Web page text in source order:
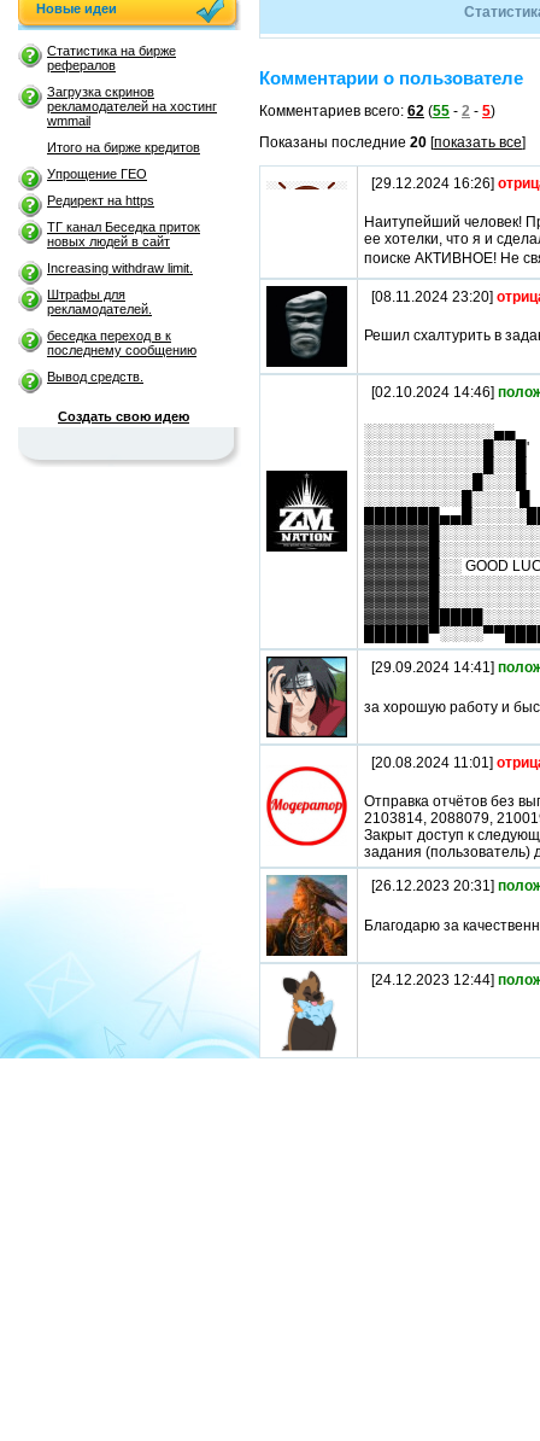
Новые идеи
Статистика на бирже
рефералов
Загрузка скринов
рекламодателей на хостинг
wmmail
Итого на бирже кредитов
Упрощение ГЕО
Редирект на https
ТГ канал Беседка приток
новых людей в сайт
Increasing withdraw limit.
Штрафы для
рекламодателей.
беседка переход в к
последнему сообщению
Вывод средств.
Создать свою идею
Комментарии о пользователе
Комментариев всего: 62 (55 - 2 - 5)
Показаны последние 20 [показать все]
[29.12.2024 16:26]
Наитупейший человек!
ее хотелки, что я и
поиске АКТИВНОЕ! Не
[08.11.2024 23:20]
Решил схалтурить в
[02.10.2024 14:46]
░░░░░░░░░░░░▄▄
░░░░░░░░░░░█░░█'
░░░░░░░░░░░█░░█
░░░░░░░░░░█░░░█
░░░░░░░░░█░░░░ █
▓▓▓▓▓▓█░░ GOOD
[29.09.2024 14:41]
за хорошую работу и
[20.08.2024 11:01]
Отправка отчётов без
2103814, 2088079,
Закрыт доступ к
задания (пользователь)
[26.12.2023 20:31]
Благодарю за
[24.12.2023 12:44]